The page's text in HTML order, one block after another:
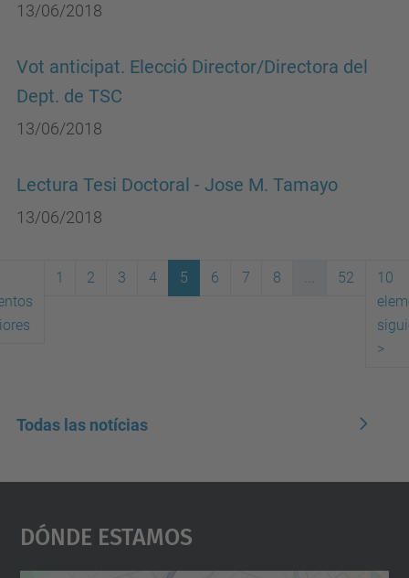
13/06/2018
Vot anticipat. Elecció Director/Directora del
Dept. de TSC
13/06/2018
Lectura Tesi Doctoral - Jose M. Tamayo
13/06/2018
1 2 3 4 5 6 7 8 ... 52
10
>
Todas las notícias
Dónde Estamos